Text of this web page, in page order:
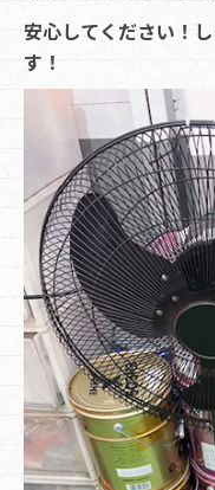
安心してください！
す！